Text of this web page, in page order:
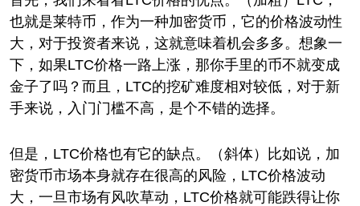
也就是莱特币，作为一种加密货币，它的价格波动性
大，对于投资者来说，这就意味着机会多多。想象一
下，如果LTC价格一路上涨，那你手里的币不就变成
金子了吗？而且，LTC的挖矿难度相对较低，对于新
手来说，入门门槛不高，是个不错的选择。
但是，LTC价格也有它的缺点。（斜体）比如说，加
密货币市场本身就存在很高的风险，LTC价格波动
大，一旦市场有风吹草动，LTC价格就可能跌得让你